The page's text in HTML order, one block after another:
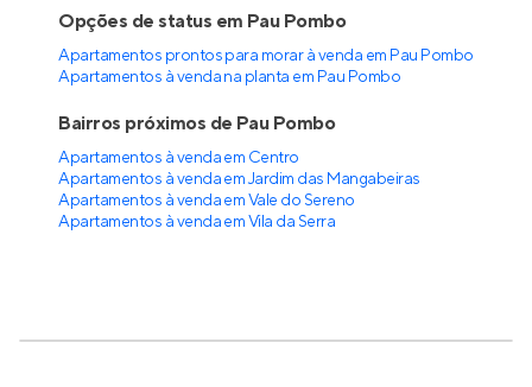
Opções de status em Pau Pombo
Apartamentos prontos para morar à venda em Pau Pombo
Apartamentos à venda na planta em Pau Pombo
Bairros próximos de Pau Pombo
Apartamentos à venda em Centro
Apartamentos à venda em Jardim das Mangabeiras
Apartamentos à venda em Vale do Sereno
Apartamentos à venda em Vila da Serra